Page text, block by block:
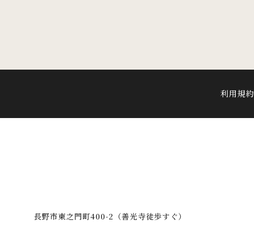
利用規約
長野市東之門町400-2（善光寺徒歩すぐ）